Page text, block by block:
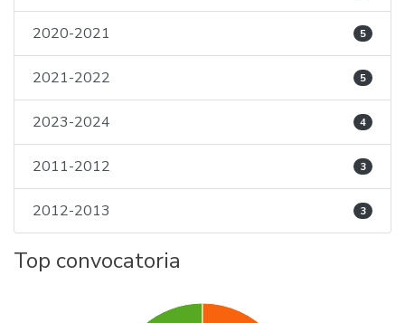
2020-2021 5
2021-2022 5
2023-2024 4
2011-2012 3
2012-2013 3
Top convocatoria